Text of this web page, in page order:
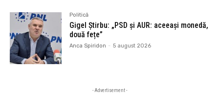
Politică
Gigel Știrbu: „PSD și AUR: aceeași monedă,
două fețe”
Anca Spiridon - 5 august 2026
- Advertisement -